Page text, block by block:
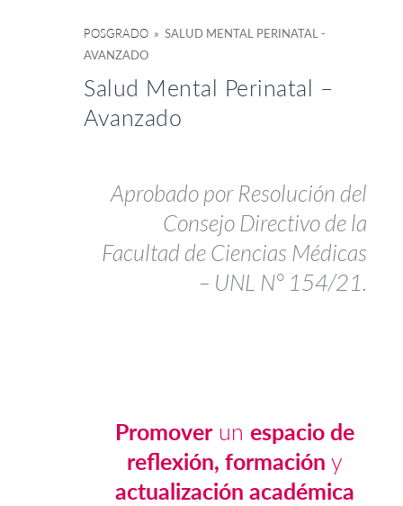
POSGRADO » SALUD MENTAL PERINATAL -
AVANZADO
Salud Mental Perinatal –
Avanzado
Aprobado por Resolución del
Consejo Directivo de la
Facultad de Ciencias Médicas
– UNL N° 154/21.
Promoverun espacio de
reflexión, formación y
actualización académica